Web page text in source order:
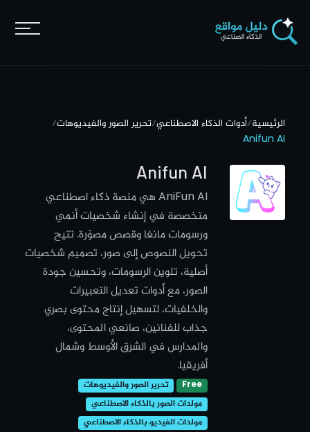
الرئيسية/أدوات الذكاء الاصطناعي/تحرير الصور والفيديوهات/
Anifun AI
Anifun AI
AniFun AI هي منصة ذكاء اصطناعي
متخصصة في إنشاء شخصيات أنمي
ورسومات مانغا وقصص مصوّرة. تتيح
تحويل النصوص إلى صور، تصميم شخصيات
أصلية، تلوين الرسومات، وتحسين جودة
الصور، مع أدوات تعديل التعبيرات
والخلفيات، لتسهيل إنتاج محتوى بصري
جذاب للفنانين، صانعي المحتوى،
والمدارس في الشرق الأوسط وشمال
أفريقيا.
Free
تحرير الصور والفيديوهات
مولدات الصور بالذكاء الاصطناعي
مولدات الفيديو بالذكاء الاصطناعي